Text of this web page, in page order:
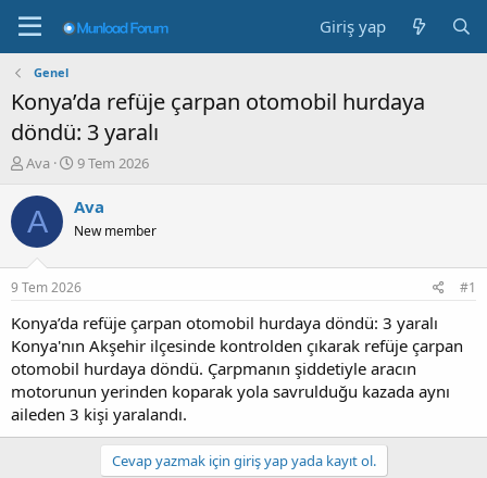
Giriş yap
Genel
Konya’da refüje çarpan otomobil hurdaya
döndü: 3 yaralı
K
n
b
u
u
b
a
l
a
t
a
n
Ava
B
ş
a
g
ı
ç
a
r
i
h
i
9 Tem 2026
A Ava
New member
9 Tem 2026 #1
Konya’da refüje çarpan otomobil hurdaya döndü: 3 yaralı
Konya'nın Akşehir ilçesinde kontrolden çıkarak refüje çarpan
otomobil hurdaya döndü. Çarpmanın şiddetiyle aracın
motorunun yerinden koparak yola savrulduğu kazada aynı
aileden 3 kişi yaralandı.
Cevap yazmak için giriş yap yada kayıt ol.